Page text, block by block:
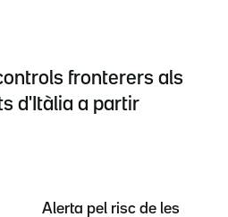
fronterers als
d'Itàlia a partir
Alerta pel risc de les